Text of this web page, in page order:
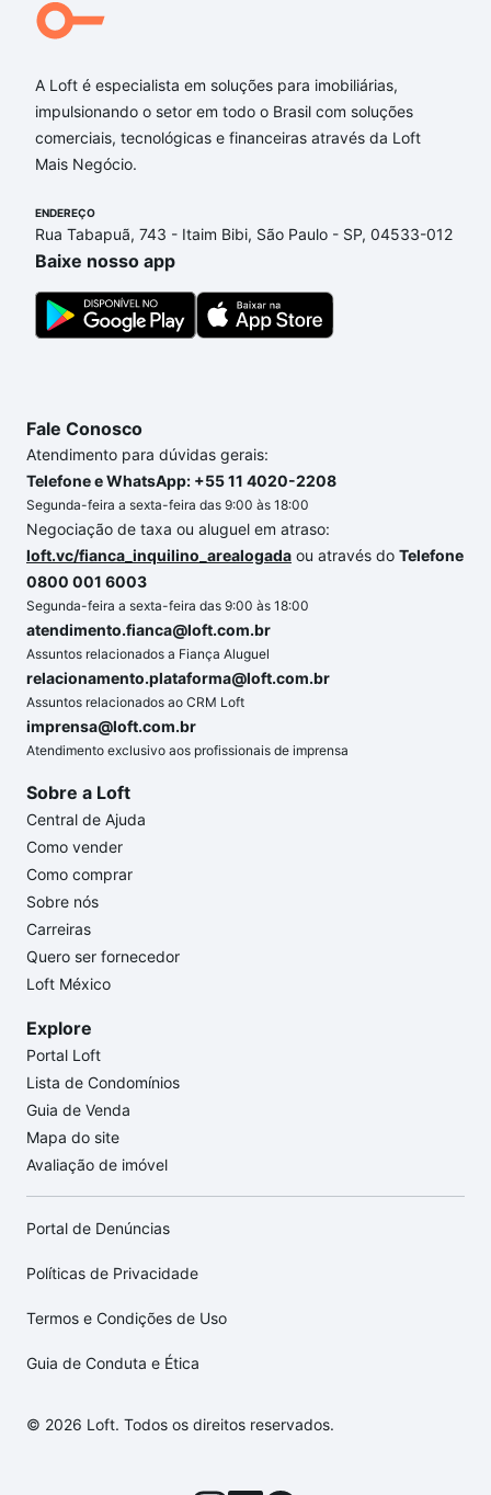
em Parque Taquaral, Campinas, SP?
Imóveis com 3 banheiros à venda em Parque
Taquaral, Campinas, SP que custam a partir de R$ 0
e com nossas opções de financiamento imobiliário
as parcelas podem se adequar ao seu orçamento.
no processo de compra, veja em nosso portal
quanto custa comprar um apartamento e conte com
a gente para comprar o imóvel dos seus sonhos
com segurança e conforto. Loft, com você até as
chaves.
A Loft é especialista em soluções para imobiliárias,
impulsionando o setor em todo o Brasil com soluções
comerciais, tecnológicas e financeiras através da Loft
Mais Negócio.
ENDEREÇO
Rua Tabapuã, 743 - Itaim Bibi, São Paulo - SP, 04533-012
Baixe nosso app
Fale Conosco
Atendimento para dúvidas gerais:
Telefone e WhatsApp: +55 11 4020-2208
Segunda-feira a sexta-feira das 9:00 às 18:00
Negociação de taxa ou aluguel em atraso:
loft.vc/fianca_inquilino_arealogada ou através do Telefone
0800 001 6003
Segunda-feira a sexta-feira das 9:00 às 18:00
atendimento.fianca@loft.com.br
Assuntos relacionados a Fiança Aluguel
relacionamento.plataforma@loft.com.br
Assuntos relacionados ao CRM Loft
imprensa@loft.com.br
Atendimento exclusivo aos profissionais de imprensa
Sobre a Loft
Central de Ajuda
Como vender
Como comprar
Sobre nós
Carreiras
Quero ser fornecedor
Loft México
Explore
Portal Loft
Lista de Condomínios
Guia de Venda
Mapa do site
Avaliação de imóvel
Portal de Denúncias
Políticas de Privacidade
Termos e Condições de Uso
Guia de Conduta e Ética
© 2026 Loft. Todos os direitos reservados.